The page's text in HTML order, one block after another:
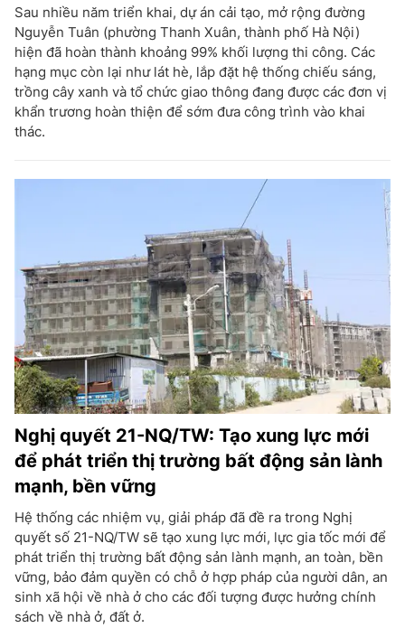
Sau nhiều năm triển khai, dự án cải tạo, mở rộng đường
Nguyễn Tuân (phường Thanh Xuân, thành phố Hà Nội)
hiện đã hoàn thành khoảng 99% khối lượng thi công. Các
hạng mục còn lại như lát hè, lắp đặt hệ thống chiếu sáng,
trồng cây xanh và tổ chức giao thông đang được các đơn vị
khẩn trương hoàn thiện để sớm đưa công trình vào khai
thác.
Nghị quyết 21-NQ/TW: Tạo xung lực mới
để phát triển thị trường bất động sản lành
mạnh, bền vững
Hệ thống các nhiệm vụ, giải pháp đã đề ra trong Nghị
quyết số 21-NQ/TW sẽ tạo xung lực mới, lực gia tốc mới để
phát triển thị trường bất động sản lành mạnh, an toàn, bền
vững, bảo đảm quyền có chỗ ở hợp pháp của người dân, an
sinh xã hội về nhà ở cho các đối tượng được hưởng chính
sách về nhà ở, đất ở.